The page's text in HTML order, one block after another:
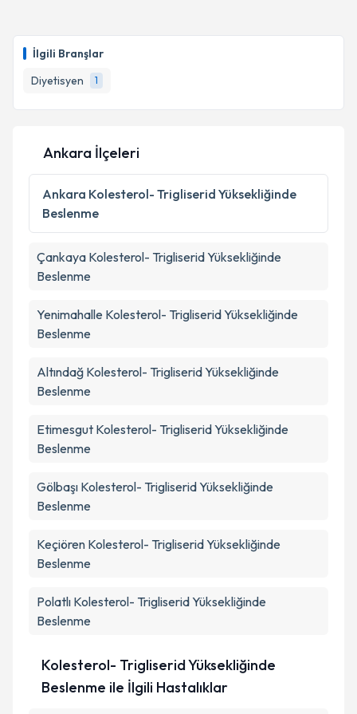
İlgili Branşlar
Diyetisyen
1
Ankara İlçeleri
Ankara Kolesterol- Trigliserid Yüksekliğinde
Beslenme
Çankaya Kolesterol- Trigliserid Yüksekliğinde
Beslenme
Yenimahalle Kolesterol- Trigliserid Yüksekliğinde
Beslenme
Altındağ Kolesterol- Trigliserid Yüksekliğinde
Beslenme
Etimesgut Kolesterol- Trigliserid Yüksekliğinde
Beslenme
Gölbaşı Kolesterol- Trigliserid Yüksekliğinde
Beslenme
Keçiören Kolesterol- Trigliserid Yüksekliğinde
Beslenme
Polatlı Kolesterol- Trigliserid Yüksekliğinde
Beslenme
Kolesterol- Trigliserid Yüksekliğinde
Beslenme ile İlgili Hastalıklar